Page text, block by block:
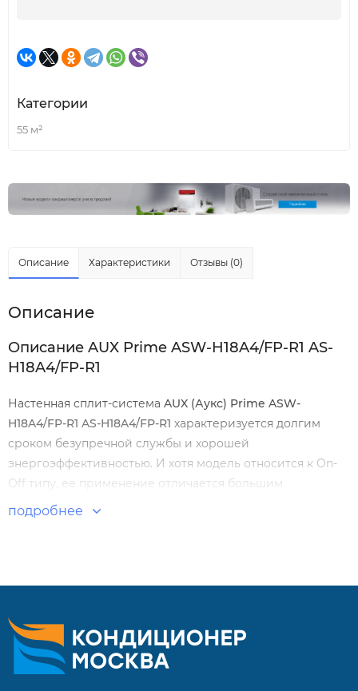
Категории
55 м²
Описание Характеристики Отзывы (0)
Описание
Описание AUX Prime ASW-H18A4/FP-R1 AS-
H18A4/FP-R1
Настенная сплит-система AUX (Аукс) Prime ASW-
H18A4/FP-R1 AS-H18A4/FP-R1 характеризуется долгим
сроком безупречной службы и хорошей
энергоэффективностью. И хотя модель относится к On-
Off типу, ее применение отличается большим
комфортом благодаря современному функционалу.
Скрытый дисплей.
Функция «iFeel».
подробнее